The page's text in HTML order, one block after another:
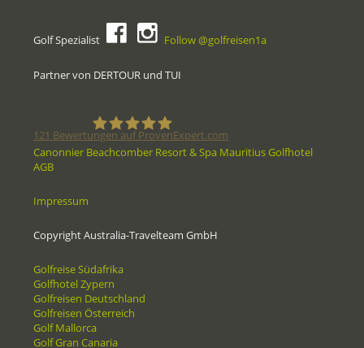
Golf Spezialist Follow @golfreisen1a
Partner von DERTOUR und TUI
121 Bewertungen auf ProvenExpert.com
Canonnier Beachcomber Resort & Spa Mauritius Golfhotel
AGB
Impressum
Copyright Australia-Travelteam GmbH
Golfreise Südafrika
Golfhotel Zypern
Golfreisen Deutschland
Golfreisen Österreich
Golf Mallorca
Golf Gran Canaria